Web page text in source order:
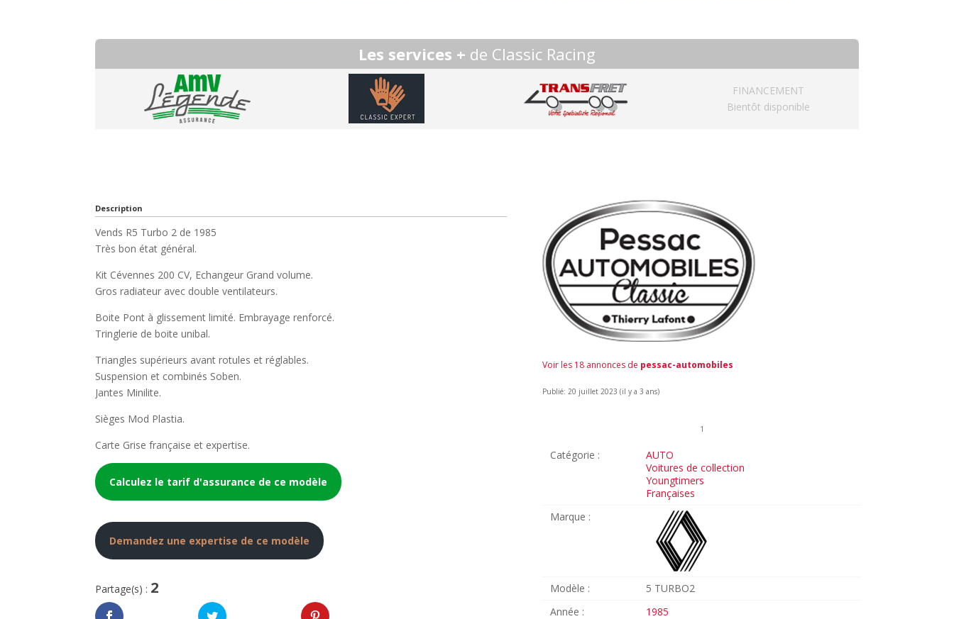
Les services + de Classic Racing
FINANCEMENT
Bientôt disponible
Description
Vends R5 Turbo 2 de 1985
Très bon état général.
Kit Cévennes 200 CV, Echangeur Grand volume.
Gros radiateur avec double ventilateurs.
Boite Pont à glissement limité. Embrayage renforcé.
Tringlerie de boite unibal.
Triangles supérieurs avant rotules et réglables.
Suspension et combinés Soben.
Jantes Minilite.
Sièges Mod Plastia.
Carte Grise française et expertise.
Calculez le tarif d'assurance de ce modèle
Demandez une expertise de ce modèle
Partage(s) : 2
Voir les 18 annonces de pessac-automobiles
Publié: 20 juillet 2023 (il y a 3 ans)
1
Catégorie :
AUTO
Voitures de collection
Youngtimers
Françaises
Marque :
Modèle :
5 TURBO2
Année :
1985